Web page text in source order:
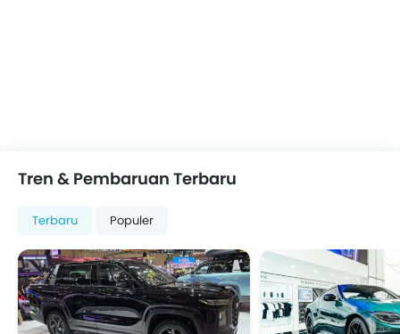
Tren & Pembaruan Terbaru
Terbaru Populer